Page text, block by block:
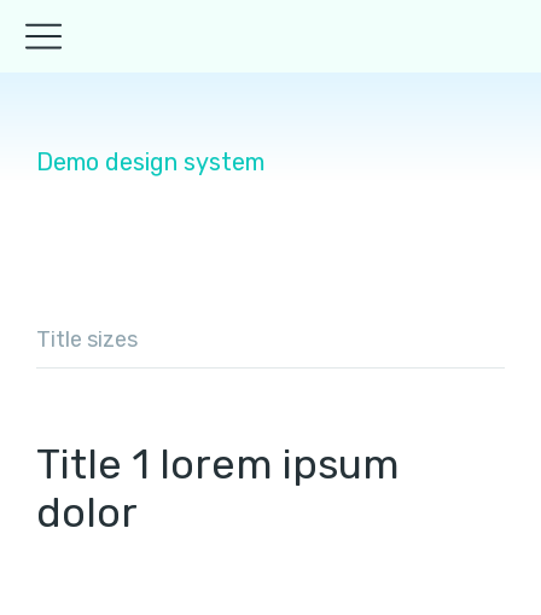
Demo design system
Title sizes
Title 1 lorem ipsum
dolor